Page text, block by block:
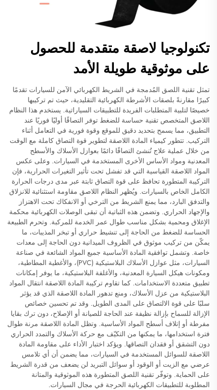
تكنولوجيا لاصقة متقدمة للحصول
على موثوقية طويلة الأمد
تمثل تقنية اللصق المُدمجة في الشريط الكهربائي الآمن للسيارات تقدمًا
كبيرًا مقارنةً بلصقات الأشرطة الكهربائية التقليدية، حيث تم تركيبها
خصيصًا لتلبية المتطلبات الفريدة للتطبيقات السياراتية. يستخدم هذا النظام
اللاصق المتخصص تقنية حساسة للضغط توفر التصاقًا أوليًا فوريًا عند
التطبيق، مما يسمح بتحديد دقيق للموقع وقوة فورية في التعامل أثناء
التركيب. تتطور كيمياء المادة اللاصقة لتطوير قوة التصاق كاملة مع الوقت
من خلال عملية علاج تُنشئ التصاقًا دائمًا بعوازل الأسلاك والأسطح
المعدنية ومواد الأساس الأخرى المستخدمة في السيارات. وعلى عكس
المواد اللاصقة القياسية التي قد تفشل تحت تأثير التغيرات الحرارية، فإن
التركيبة المتطورة تحافظ على قوة التصاق ثابتة عبر مدى درجات الحرارة
الكامل الخاص بالسيارات. ويُظهر النظام اللاصق مقاومة استثنائية للانزلاق
والتدفق البارد، مما يمنع الشريط من الترخي أو الانفكاك تحت الاهتزاز
والإجهاد الحراري. وتضمن هذه الثباتية أن تبقى الوصلات الكهربائية محكمة
الإغلاق ومحمية بشكل مناسب طوال عمر الخدمة للمركبة. وتحرم الطبيعة
الحساسة للضغط من الحاجة إلى تنشيط حراري أو تبخر المذيبات، ما
يمكّن من تركيب موثوق في الظروف الميدانية دون الحاجة إلى معدات
خاصة. وتشمل توافقية المادة الأساسية جميع المواد الشائعة في صناعة
السيارات، مثل عوازل الأسلاك البلاستيكية (PVC)، والأغطية المطاطية،
ومكونات هيكل السيارة المعدنية، والأغلفة البلاستيكية، ما يوفر إمكانات
تطبيق متعددة الاستخدامات. كما تقاوم تركيبة المادة اللاصقة انتقال المواد
البلاستيكية من عزل الأسلاك، ومنع تدهور المادة اللاصقة الذي قد يؤثر
سلبًا على قوة الالتصاق على المدى الطويل. وقد تم تحسين خصائص
الإزالة للسماح بإزالة نظيفة عند الحاجة للصيانة أو الإصلاح، دون ترك بقايا
مفرطة أو إتلاف أسطح المواد الأساسية. وتظل المادة اللاصقة مرنة طوال
فترة استخدامها، ما يمكنها من التكيّف مع حركة الأسلاك والتمدد الحراري
دون التشقق أو فقدان التصاقها. ويؤكد اختبار الأداء على مقاومة المادة
اللاصقة للسوائل المستخدمة في السيارات، مما يضمن أن أي تلامس
عرضي مع الزيت أو الوقود أو سوائل التبريد لن يضعف من قدرة الشريط
على الحماية. وتوفّر تقنية اللصق المتطورة هذه الموثوقية والمتانة
المطلوبة للتطبيقات الكهربائية الحرجة في مجال السيارات.